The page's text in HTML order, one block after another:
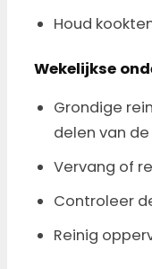
Houd
Wekelijkse
Grondige
delen van
Vervang of
Controleer
Reinig